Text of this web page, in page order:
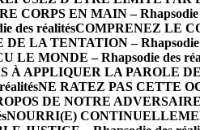
CORPS EN MAIN – Rhapsodie
des réalitésCOMPRENEZ LE
LA TENTATION – Rhapsodie
LE MONDE – Rhapsodie des
À APPLIQUER LA PAROLE DE
NE RATEZ PAS CETTE
DE NOTRE ADVERSAIRE
NOURRI(E)